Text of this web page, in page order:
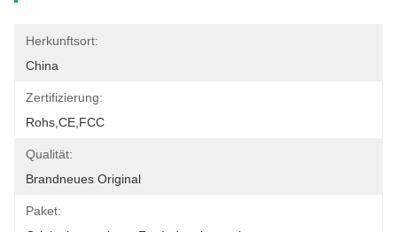
Herkunftsort:
China
Zertifizierung:
Rohs,CE,FCC
Qualität:
Brandneues Original
Paket: